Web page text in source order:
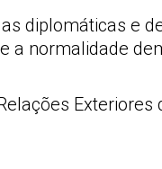
diplomáticas e
a normalidade
Exteriores